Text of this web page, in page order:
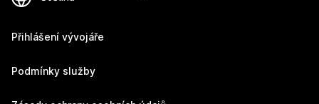
Přihlášení vývojáře
Podmínky služby